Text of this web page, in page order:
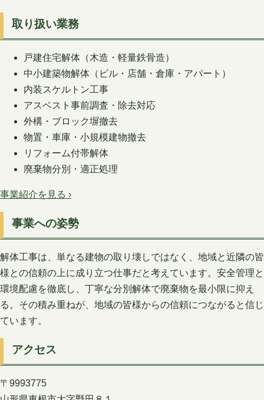
取り扱い業務
戸建住宅解体（木造・軽量鉄骨造）
中小建築物解体（ビル・店舗・倉庫・アパート）
内装スケルトン工事
アスベスト事前調査・除去対応
外構・ブロック塀撤去
物置・車庫・小規模建物撤去
リフォーム付帯解体
廃棄物分別・適正処理
事業紹介を見る ›
事業への姿勢
解体工事は、単なる建物の取り壊しではなく、地域と近隣の皆
様との信頼の上に成り立つ仕事だと考えています。安全管理と
環境配慮を徹底し、丁寧な分別解体で廃棄物を最小限に抑え
る。その積み重ねが、地域の皆様からの信頼につながると信じ
ています。
アクセス
〒9993775